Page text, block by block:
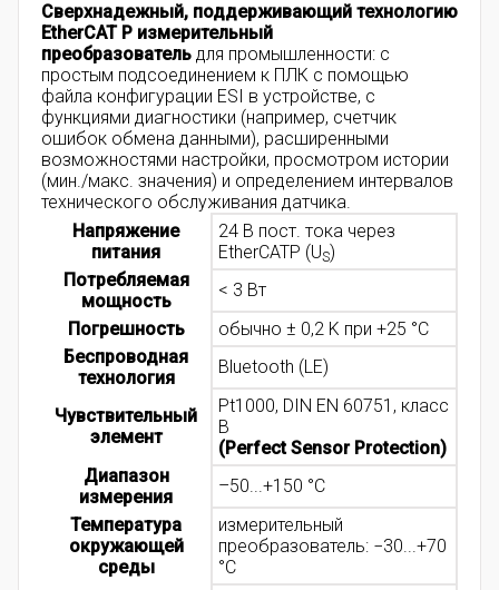
Сверхнадежный, поддерживающий технологию
EtherCAT P измерительный
преобразователь для промышленности: с
простым подсоединением к ПЛК с помощью
файла конфигурации ESI в устройстве, с
функциями диагностики (например, счетчик
ошибок обмена данными), расширенными
возможностями настройки, просмотром истории
(мин./макс. значения) и определением интервалов
технического обслуживания датчика.
Напряжение
питания
24 В пост. тока через
EtherCATP (US)
Потребляемая
мощность
< 3 Вт
Погрешность
обычно ± 0,2 K при +25 °C
Беспроводная
технология
Bluetooth (LE)
Чувствительный
элемент
Pt1000, DIN EN 60751, класс
B
(Perfect Sensor Protection)
Диапазон
измерения
–50...+150 °C
Температура
окружающей
среды
измерительный
преобразователь: −30...+70
°C